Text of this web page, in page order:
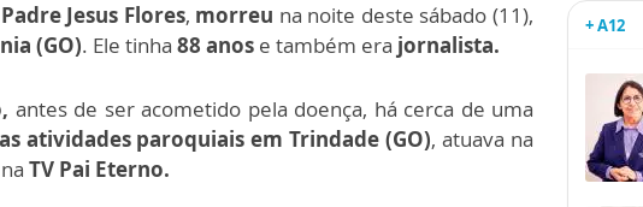
Jesus Flores, morreu na noite deste sábado (11),
(GO). Ele tinha 88 anos e também era jornalista.
antes de ser acometido pela doença, há cerca de uma
atividades paroquiais em Trindade (GO), atuava na
TV Pai Eterno.
+ A12